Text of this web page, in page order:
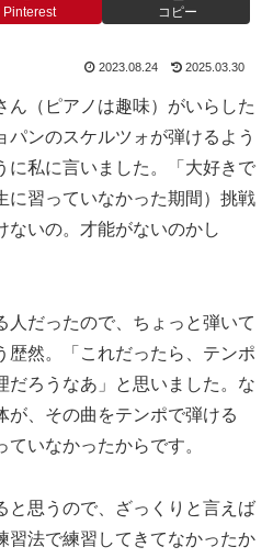
Pinterest コピー
2023.08.24 2025.03.30
ん（ピアノは趣味）がいらした
パンのスケルツォが弾けるよう
に私に言いました。「大好きで
に習っていなかった期間）挑戦
ないの。才能がないのかし
人だったので、ちょっと弾いて
歴然。「これだったら、テンポ
だろうなあ」と思いました。な
が、その曲をテンポで弾ける
ていなかったからです。
と思うので、ざっくりと言えば
習法で練習してきてなかったか